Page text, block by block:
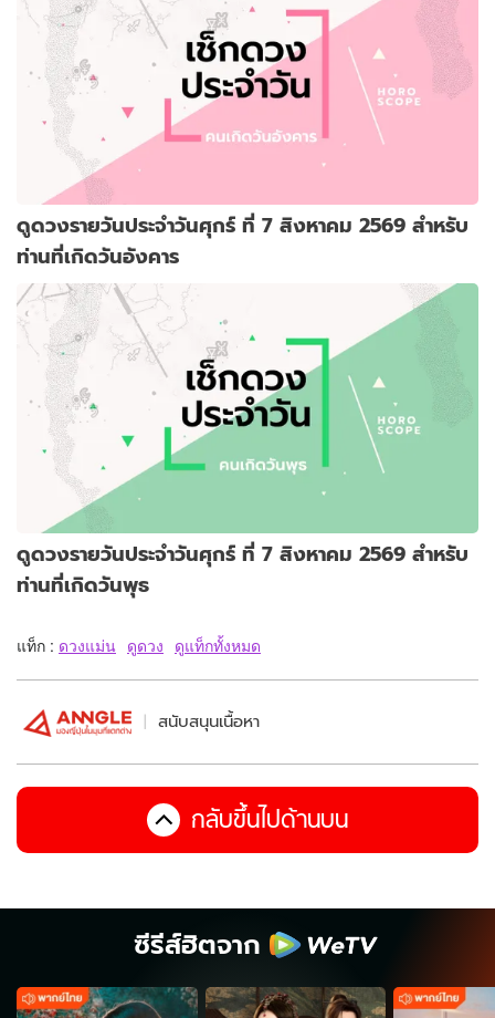
ดูดวงรายวันประจำวันศุกร์ ที่ 7 สิงหาคม 2569 สำหรับ
ท่านที่เกิดวันอังคาร
ดูดวงรายวันประจำวันศุกร์ ที่ 7 สิงหาคม 2569 สำหรับ
ท่านที่เกิดวันพุธ
แท็ก : ดวงแม่น ดูดวง ดูแท็กทั้งหมด
สนับสนุนเนื้อหา
กลับขึ้นไปด้านบน
ซีรีส์ฮิตจาก